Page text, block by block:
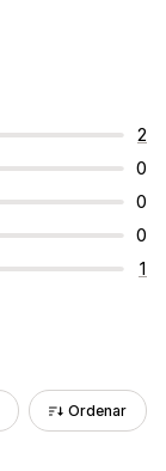
2
0
0
0
1
Ordenar